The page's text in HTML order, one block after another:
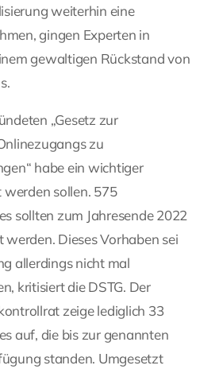
weiterhin eine
gingen Experten in
gewaltigen Rückstand von
„Gesetz zur
zu
habe ein wichtiger
werden sollen. 575
sollten zum Jahresende 2022
Dieses Vorhaben sei
allerdings nicht mal
kritisiert die DSTG. Der
zeige lediglich 33
auf, die bis zur genannten
standen. Umgesetzt